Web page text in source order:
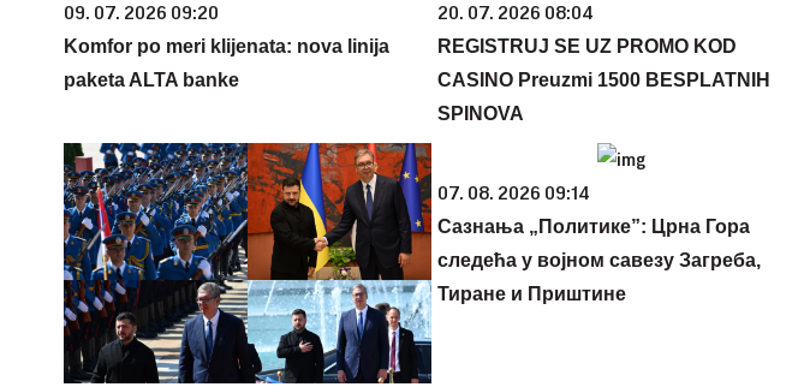
09. 07. 2026 09:20
Komfor po meri klijenata: nova linija
paketa ALTA banke
20. 07. 2026 08:04
REGISTRUJ SE UZ PROMO KOD
CASINO Preuzmi 1500 BESPLATNIH
SPINOVA
07. 08. 2026 09:14
Сазнања „Политике”: Црна Гора
следећа у војном савезу Загреба,
Тиране и Приштине